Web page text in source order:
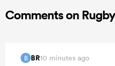
Comments on
B BR10 minutes ago